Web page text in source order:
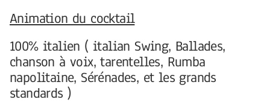
Animation du cocktail
100% italien ( italian Swing, Ballades,
chanson à voix, tarentelles, Rumba
napolitaine, Sérénades, et les grands
standards )